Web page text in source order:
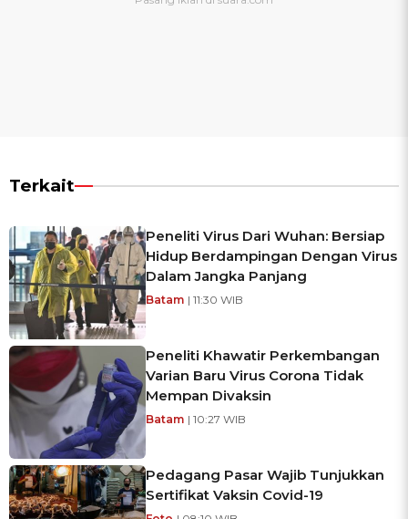
Terkait
Peneliti Virus Dari Wuhan: Bersiap
Hidup Berdampingan Dengan Virus
Dalam Jangka Panjang
Batam | 11:30 WIB
Peneliti Khawatir Perkembangan
Varian Baru Virus Corona Tidak
Mempan Divaksin
Batam | 10:27 WIB
Pedagang Pasar Wajib Tunjukkan
Sertifikat Vaksin Covid-19